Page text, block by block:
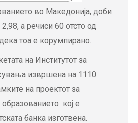
во Македонија, доби
а речиси 60 отсто од
тоа е корумпирано.
на Институтот за
извршена на 1110
на проектот за
кој е
банка изготвена.